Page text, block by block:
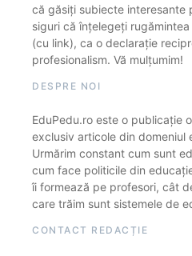
că găsiți subiecte interesante
siguri că înțelegeți
(cu link), ca o declarație
profesionalism. Vă mulțumim!
DESPRE NOI
EduPedu.ro este o publicație
exclusiv articole din domeniul
Urmărim constant cum sunt
cum face politicile din
îi formează pe profesori, cât
care trăim sunt sistemele de
CONTACT REDACȚIE